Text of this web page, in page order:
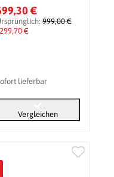
€
999,00 €
€
lieferbar
Vergleichen